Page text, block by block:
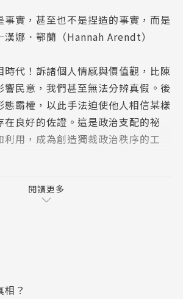
事實，甚至也不是捏造的事實，而是
娜．鄂蘭（Hannah Arendt）
時代！訴諸個人情感與價值觀，比陳
響民意，我們甚至無法分辨真假。後
態霸權，以此手法迫使他人相信某樣
在良好的佐證。這是政治支配的祕
利用，成為創造獨裁政治秩序的工
相現象的發展過程，從否認科學的假
退回資訊孤島的心理盲點，全都逐一
後真相是一廂情願的說法、政治語
覺來塑造對事實和真相的認識，而
實的風險中。
閱讀更多
？